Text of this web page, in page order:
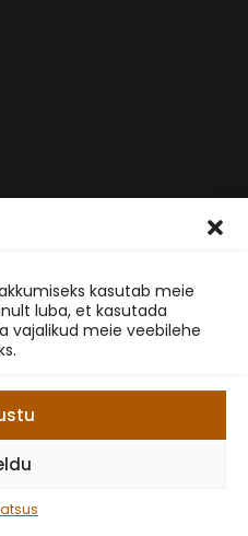
kasutab meie
luba, et kasutada
vajalikud meie veebilehe